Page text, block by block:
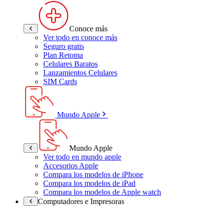
Conoce más
Ver todo en conoce más
Seguro gratis
Plan Retoma
Celulares Baratos
Lanzamientos Celulares
SIM Cards
Mundo Apple
Mundo Apple
Ver todo en mundo apple
Accesorios Apple
Compara los modelos de iPhone
Compara los modelos de iPad
Compara los modelos de Apple watch
Computadores e Impresoras